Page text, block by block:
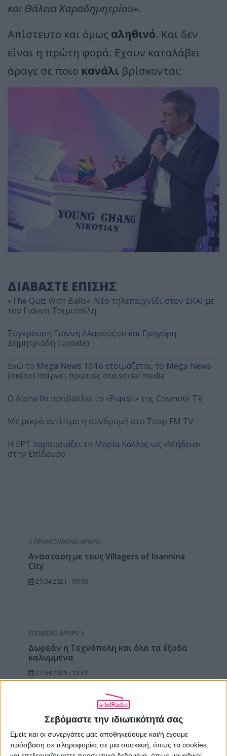
Σεβόμαστε την ιδιωτικότητά σας
Εμείς και οι συνεργάτες μας αποθηκεύουμε και/ή έχουμε
πρόσβαση σε πληροφορίες σε μια συσκευή, όπως τα cookies,
και Θάλεια Καραδημητρίου».
Απίστευτο και όμως αληθινό. Και δεν
είναι η πρώτη φορά. Εχουν καταλάβει
άραγε σε ποιο κανάλι βρίσκονται;
ΔΙΑΒΑΣΤΕ ΕΠΙΣΗΣ
«The Quiz With Balls»: Νέο τηλεπαιχνίδι στον ΣΚΑΪ με
τον Γιάννη Τσιμιτσέλη
Σύγκρουση Γιάννη Αλαφούζου και Γρηγόρη
Δημητριάδη (update)
Ενώ το Mega News 104.6 ετοιμάζεται, το Mega News
(σκέτο) παίρνει πρωτιές στα social media
Ο Alpha θα προβάλλει το «Ριφιφί» της Cosmote TV
Με μικρό αντίτιμο η συνδρομή στο Σπορ FM TV
Η ΕΡΤ παρουσιάζει τη Μαρία Κάλλας ως «Μήδεια»
στην Επίδαυρο
ΠΡΟΗΓΟΎΜΕΝΟ ΆΡΘΡΟ
Ανάσταση με τους Villagers of Ioannina
City
27.04.2021 - 09:59
ΕΠΌΜΕΝΟ ΆΡΘΡΟ
Δωρεάν η Τεχνόπολη και όλα τα έξοδα
καλυμμένα
27.04.2021 - 13:51
ΣΧΕΤΙΚΑ ΑΡΘΡΑ